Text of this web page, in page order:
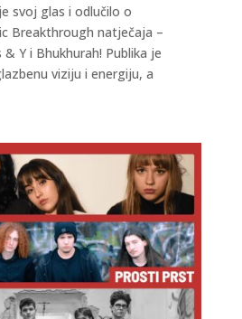
svoj glas i odlučilo o
Breakthrough natječaja –
Y i Bhukhurah! Publika je
viziju i energiju, a